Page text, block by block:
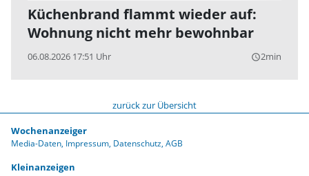
Küchenbrand flammt wieder auf:
Wohnung nicht mehr bewohnbar
06.08.2026 17:51 Uhr query_builder2min
zurück zur Übersicht
Wochenanzeiger
Media-Daten Impressum Datenschutz AGB
Kleinanzeigen